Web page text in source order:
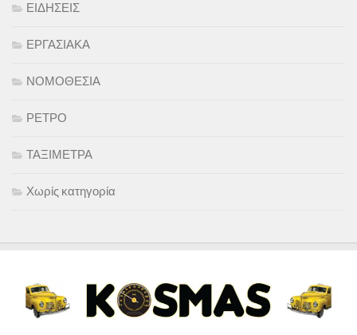
ΕΙΔΗΣΕΙΣ
ΕΡΓΑΣΙΑΚΑ
ΝΟΜΟΘΕΣΙΑ
ΡΕΤΡΟ
ΤΑΞΙΜΕΤΡΑ
Χωρίς κατηγορία